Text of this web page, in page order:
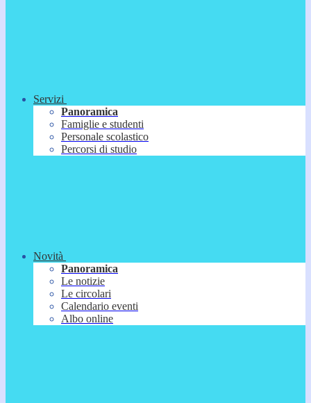
Servizi
Panoramica
Famiglie e studenti
Personale scolastico
Percorsi di studio
Novità
Panoramica
Le notizie
Le circolari
Calendario eventi
Albo online